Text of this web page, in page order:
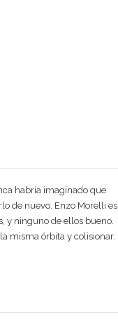
habría imaginado que
de nuevo. Enzo Morelli es
y ninguno de ellos bueno.
misma órbita y colisionar.